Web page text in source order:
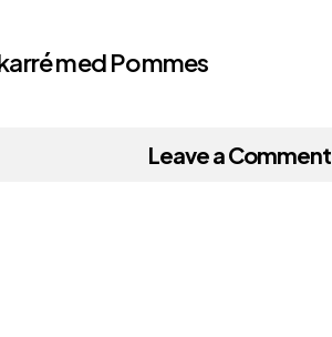
med Pommes
Leave a Comment